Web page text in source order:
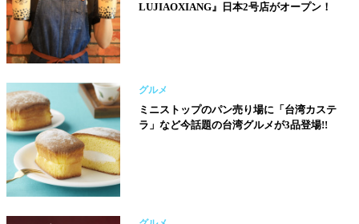
LUJIAOXIANG』日本2号店がオープン！
グルメ
ミニストップのパン売り場に「台湾カステ
ラ」など今話題の台湾グルメが3品登場!!